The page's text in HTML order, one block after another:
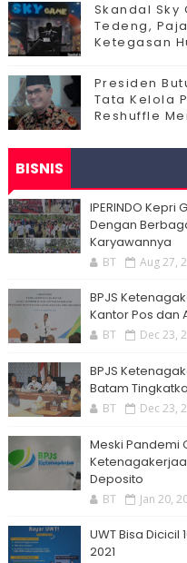
Skandal Sky
Tedeng,
Ketegasan
Presiden
Tata Kelola
Reshuffle
BISNIS
IPERINDO Kepri
Dengan
Karyawannya
BT Aug 27,
BPJS
Kantor Pos dan
BT Dec 23,
BPJS
Batam
BT Dec 23,
Meski Pandemi
Deposito
BT Jan 20,
UWT Bisa Dicicil
2021